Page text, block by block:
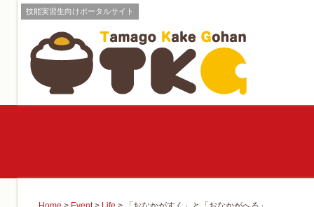
技能実習生向けポータルサイト